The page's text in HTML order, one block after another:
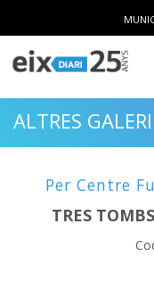
ALTRES
Per Centre
TRES